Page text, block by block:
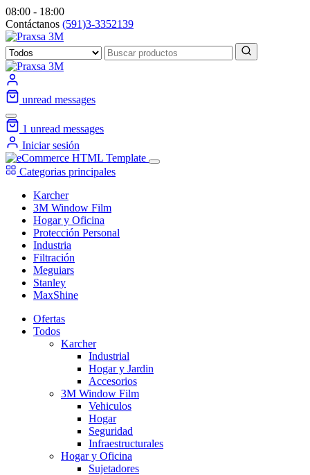
08:00 - 18:00
Contáctanos (591)3-3352139
unread messages
1 unread messages
Iniciar sesión
Categorias principales
Karcher
3M Window Film
Hogar y Oficina
Protección Personal
Industria
Filtración
Meguiars
Stanley
MaxShine
Ofertas
Todos
Karcher
Industrial
Hogar y Jardin
Accesorios
3M Window Film
Vehiculos
Hogar
Seguridad
Infraestructurales
Hogar y Oficina
Sujetadores